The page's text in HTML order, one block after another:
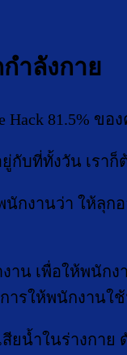
ำลังกาย
Hack 81.5% ข
กับที่ทั้งวัน เรา
กงานว่า ให้ลุก
าน เพื่อให้พนัก
ารให้พนักงานใ
ยน้ำในร่างกา